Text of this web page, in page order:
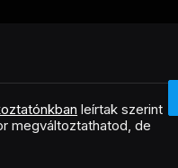
leírtak szerint
megváltoztathatod, de